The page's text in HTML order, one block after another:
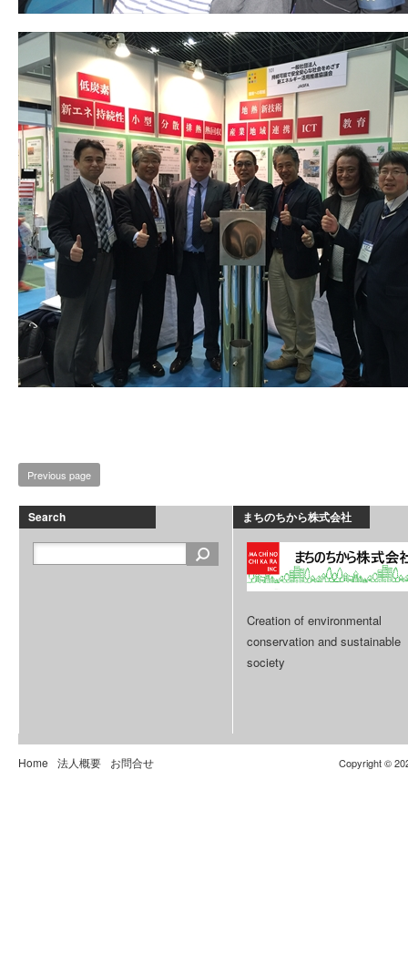
Previous page
Search まちのちから株式会社
Creation of environmental
conservation and sustainable
society
Home 法人概要 お問合せ Copyright ©